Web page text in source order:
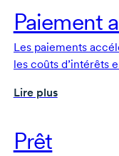
Paiement
Les paiements
les coûts d’intérêts
ou de paiements
Lire plus
Prêt